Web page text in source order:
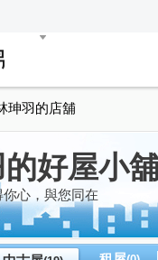
珅羽的店舖
好屋小
你心，與您同在